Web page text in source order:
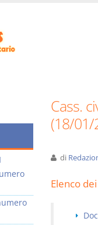
Cass.
(18/01/
di
Elenco